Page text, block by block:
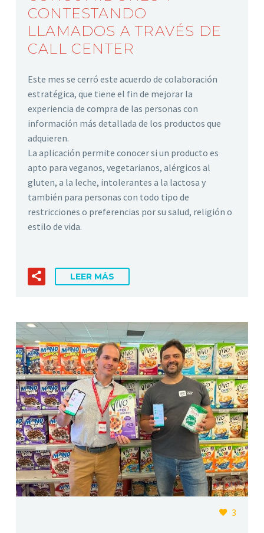
CONTESTANDO
LLAMADOS A TRAVÉS DE
CALL CENTER
Este mes se cerró este acuerdo de colaboración
estratégica, que tiene el fin de mejorar la
experiencia de compra de las personas con
información más detallada de los productos que
adquieren.
La aplicación permite conocer si un producto es
apto para veganos, vegetarianos, alérgicos al
gluten, a la leche, intolerantes a la lactosa y
también para personas con todo tipo de
restricciones o preferencias por su salud, religión o
estilo de vida.
LEER MÁS
3